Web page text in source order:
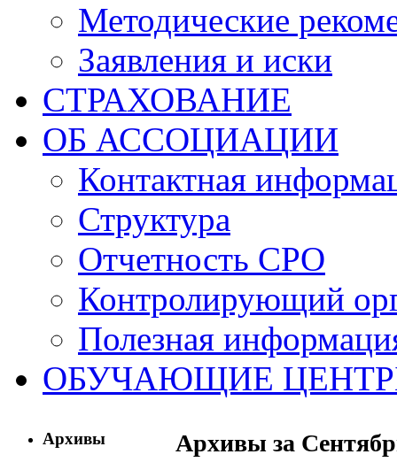
Методические
Заявления и иски
СТРАХОВАНИЕ
ОБ АССОЦИАЦИИ
Контактная
Структура
Отчетность СРО
Контролирующий
Полезная
ОБУЧАЮЩИЕ
Архивы Архивы за